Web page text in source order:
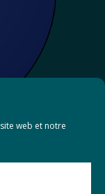
web et notre